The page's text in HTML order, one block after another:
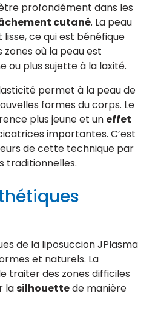
profondément dans les
cutané. La peau
ce qui est bénéfique
où la peau est
ou plus sujette à la laxité.
permet à la peau de
formes du corps. Le
plus jeune et un effet
importantes. C’est
de cette technique par
traditionnelles.
de la liposuccion JPlasma
et naturels. La
traiter des zones difficiles
lasilhouettede manière